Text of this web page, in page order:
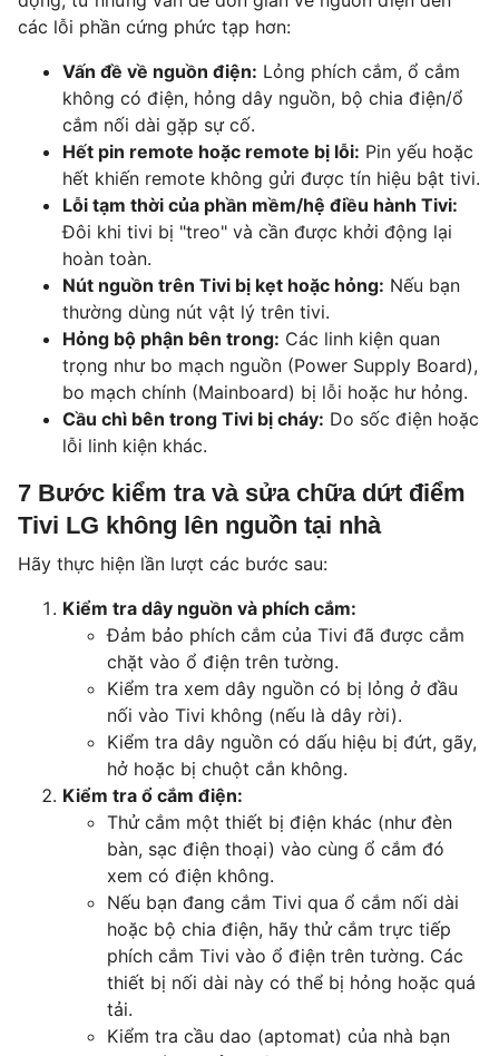
các lỗi phần cứng phức tạp hơn:
Vấn đề về nguồn điện: Lỏng phích cắm, ổ cắm
không có điện, hỏng dây nguồn, bộ chia điện/ổ
cắm nối dài gặp sự cố.
Hết pin remote hoặc remote bị lỗi: Pin yếu hoặc
hết khiến remote không gửi được tín hiệu bật tivi.
Lỗi tạm thời của phần mềm/hệ điều hành Tivi:
Đôi khi tivi bị "treo" và cần được khởi động lại
hoàn toàn.
Nút nguồn trên Tivi bị kẹt hoặc hỏng: Nếu bạn
thường dùng nút vật lý trên tivi.
Hỏng bộ phận bên trong: Các linh kiện quan
trọng như bo mạch nguồn (Power Supply Board),
bo mạch chính (Mainboard) bị lỗi hoặc hư hỏng.
Cầu chì bên trong Tivi bị cháy: Do sốc điện hoặc
lỗi linh kiện khác.
7 Bước kiểm tra và sửa chữa dứt điểm
Tivi LG không lên nguồn tại nhà
Hãy thực hiện lần lượt các bước sau:
Kiểm tra dây nguồn và phích cắm:
Đảm bảo phích cắm của Tivi đã được cắm
chặt vào ổ điện trên tường.
Kiểm tra xem dây nguồn có bị lỏng ở đầu
nối vào Tivi không (nếu là dây rời).
Kiểm tra dây nguồn có dấu hiệu bị đứt, gãy,
hở hoặc bị chuột cắn không.
Kiểm tra ổ cắm điện:
Thử cắm một thiết bị điện khác (như đèn
bàn, sạc điện thoại) vào cùng ổ cắm đó
xem có điện không.
Nếu bạn đang cắm Tivi qua ổ cắm nối dài
hoặc bộ chia điện, hãy thử cắm trực tiếp
phích cắm Tivi vào ổ điện trên tường. Các
thiết bị nối dài này có thể bị hỏng hoặc quá
tải.
Kiểm tra cầu dao (aptomat) của nhà bạn